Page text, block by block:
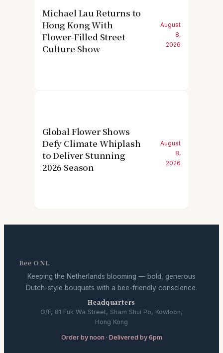
Michael Lau Returns to
Hong Kong With
Flower-Filled Street
Culture Show
August
8,
2026
Global Flower Shows
Defy Climate Whiplash
to Deliver Stunning
2026 Season
August
8,
2026
Bee O NL
Keeping the Netherlands blooming — bold, generous
Dutch-style bouquets with a bee-friendly conscience.
Headquarters
G/F, 81 Fuk Wa Street, Sham Shui Po, Kowloon,
Hong Kong
Order by noon · Delivered by 6pm